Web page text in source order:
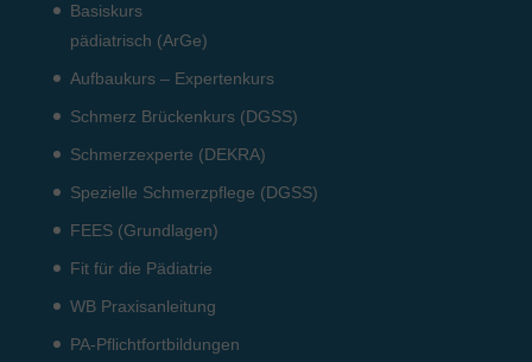
Basiskurs
pädiatrisch (ArGe)
Aufbaukurs – Expertenkurs
Schmerz Brückenkurs (DGSS)
Schmerzexperte (DEKRA)
Spezielle Schmerzpflege (DGSS)
FEES (Grundlagen)
Fit für die Pädiatrie
WB Praxisanleitung
PA-Pflichtfortbildungen